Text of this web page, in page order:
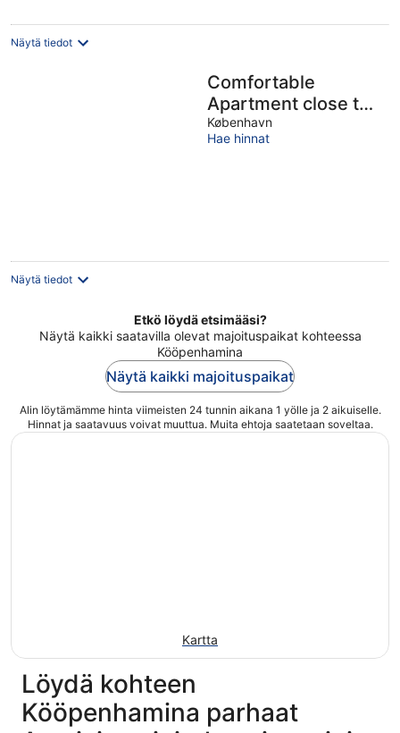
Näytä tiedot
Comfortable
Apartment close to
Bella Center
København
Hae hinnat
Näytä tiedot
Etkö löydä etsimääsi?
Näytä kaikki saatavilla olevat majoituspaikat kohteessa
Kööpenhamina
Näytä kaikki majoituspaikat
Alin löytämämme hinta viimeisten 24 tunnin aikana 1 yölle ja 2 aikuiselle.
Hinnat ja saatavuus voivat muuttua. Muita ehtoja saatetaan soveltaa.
Kartta
Löydä kohteen
Kööpenhamina parhaat